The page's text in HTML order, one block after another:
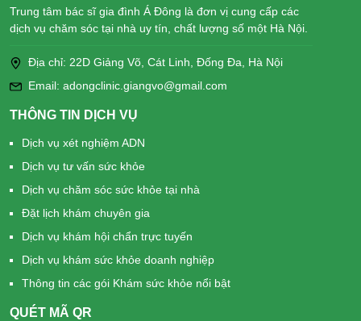
Trung tâm bác sĩ gia đình Á Đông là đơn vị cung cấp các
dịch vụ chăm sóc tại nhà uy tín, chất lượng số một Hà Nội.
Địa chỉ: 22D Giảng Võ, Cát Linh, Đống Đa, Hà Nội
Email: adongclinic.giangvo@gmail.com
THÔNG TIN DỊCH VỤ
Dịch vụ xét nghiệm ADN
Dịch vụ tư vấn sức khỏe
Dịch vụ chăm sóc sức khỏe tại nhà
Đặt lịch khám chuyên gia
Dịch vụ khám hội chẩn trực tuyến
Dịch vụ khám sức khỏe doanh nghiệp
Thông tin các gói Khám sức khỏe nổi bật
QUÉT MÃ QR